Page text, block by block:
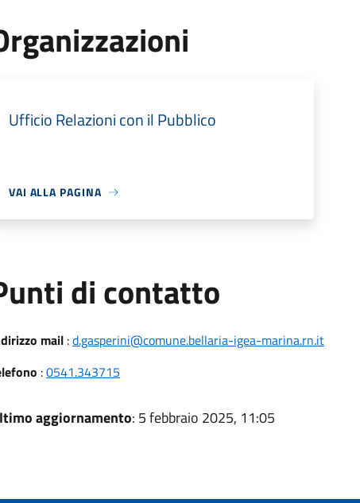
Ufficio Relazioni con il Pubblico
VAI ALLA PAGINA
di contatto
mail:d.gasperini@comune.bellaria-igea-marina.rn.it
:0541.343715
aggiornamento: 5 febbraio 2025, 11:05